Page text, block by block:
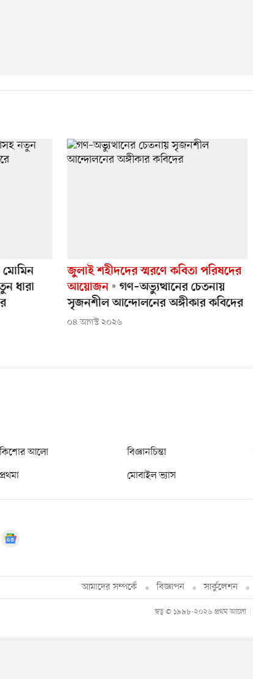
মোমিন
ধারা
জুলাই শহীদদের স্মরণে কবিতা পরিষদের
আয়োজন
গণ–অভ্যুত্থানের চেতনায়
সৃজনশীল আন্দোলনের অঙ্গীকার কবিদের
০৪ আগস্ট ২০২৬
কিশোর আলো বিজ্ঞানচিন্তা
প্রথমা মোবাইল ভ্যাস
আমাদের সম্পর্কে বিজ্ঞাপন সার্কুলেশন
স্বত্ব © ১৯৯৮-২০২৬ প্রথম আলো